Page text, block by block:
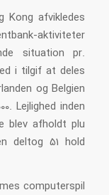
Kong afvikledes
aktiviteter
situation pr.
i tilgif at deles
og Belgien
Lejlighed inden
blev afholdt plu
deltog 51 hold